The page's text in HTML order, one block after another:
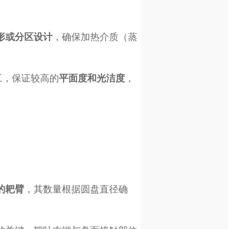
或分区设计，确保加热介质（蒸
保证较高的平面度和光洁度，
耙臂，其数量根据圆盘直径确